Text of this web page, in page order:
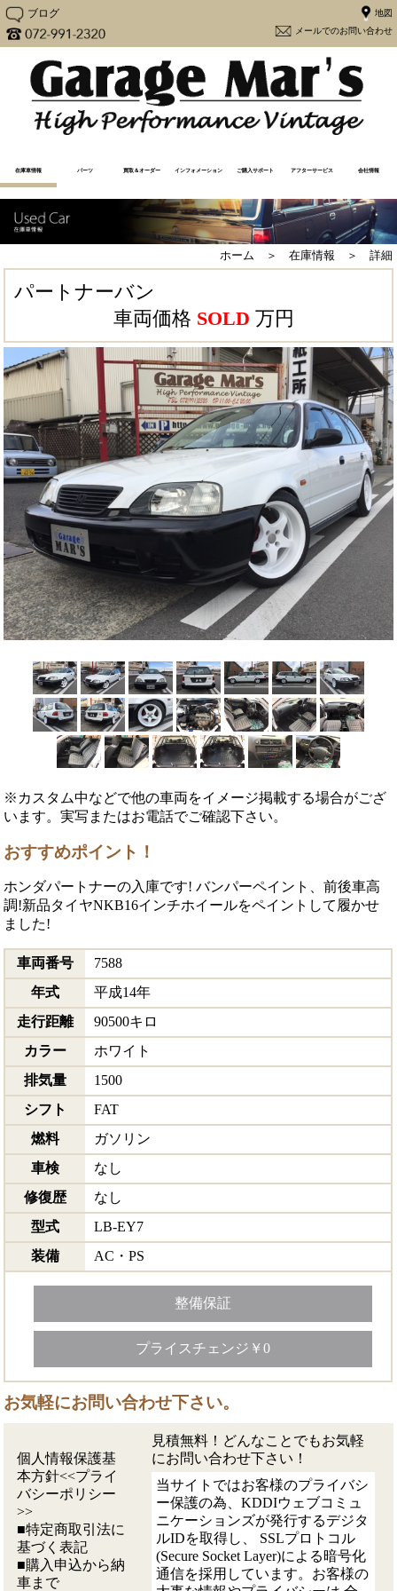
ブログ
メー
在庫車情報 パーツ 買取＆オーダー インフォメーション ご購入サポート アフターサービス 会社情報
ホーム ＞ 在庫情報 ＞ 詳細
パートナーバン
車両価格 SOLD 万円
※カスタム中などで他の車両をイメージ掲載する場合がござ
います。実写またはお電話でご確認下さい。
おすすめポイント！
ホンダパートナーの入庫です! バンパーペイント、前後車高
調!新品タイヤNKB16インチホイールをペイントして履かせ
ました!
車両番号
7588
年式
平成14年
走行距離
90500キロ
カラー
ホワイト
排気量
1500
シフト
FAT
燃料
ガソリン
車検
なし
修復歴
なし
型式
LB-EY7
装備
AC・PS
整備保証
プライスチェンジ￥0
お気軽にお問い合わせ下さい。
個人情報保護基
本方針<<プライ
バシーポリシー
>>
■特定商取引法に
基づく表記
■購入申込から納
車まで
見積無料！どんなことでもお気軽
にお問い合わせ下さい！
当サイトではお客様のプライバシ
ー保護の為、KDDIウェブコミュ
ニケーションズが発行するデジタ
ルIDを取得し、 SSLプロトコル
(Secure Socket Layer)による暗号化
通信を採用しています。お客様の